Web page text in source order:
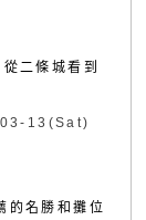
二條城看到
13(Sat)
的名勝和攤位